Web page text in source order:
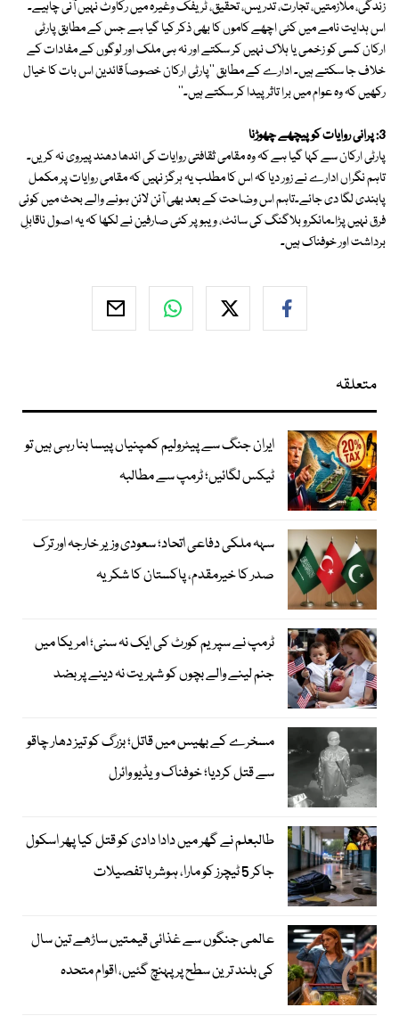
زندگی، ملازمتیں، تجارت، تدریس، تحقیق، ٹریفک وغیرہ میں رکاوٹ نہیں آنی چاہیے۔
اس ہدایت نامے میں کئی اچھے کاموں کا بھی ذکر کیا گیا ہے جس کے مطابق پارٹی
ارکان کسی کو زخمی یا ہلاک نہیں کر سکتے اور نہ ہی ملک اور لوگوں کے مفادات کے
خلاف جا سکتے ہیں۔ ادارے کے مطابق ''پارٹی ارکان خصوصاً قائدین اس بات کا خیال
رکھیں کہ وہ عوام میں برا تاثر پیدا کر سکتے ہیں۔''
3: پرانی روایات کو پیچھے چھوڑنا
پارٹی ارکان سے کہا گیا ہے کہ وہ مقامی ثقافتی روایات کی اندھا دھند پیروی نہ کریں۔
تاہم نگراں ادارے نے زور دیا کہ اس کا مطلب یہ ہرگز نہیں کہ مقامی روایات پر مکمل
پابندی لگا دی جائے۔تاہم اس وضاحت کے بعد بھی آئن لائن ہونے والے بحث میں کوئی
فرق نہیں پڑا۔مائکرو بلاگنگ کی سائٹ، ویبو پر کئی صارفین نے لکھا کہ یہ اصول ناقابلِ
برداشت اور خوفناک ہیں۔
متعلقہ
ایران جنگ سے پیٹرولیم کمپنیاں پیسا بنا رہی ہیں تو
ٹیکس لگائیں؛ ٹرمپ سے مطالبہ
سہہ ملکی دفاعی اتحاد؛ سعودی وزیر خارجہ اور ترک
صدر کا خیرمقدم، پاکستان کا شکریہ
ٹرمپ نے سپریم کورٹ کی ایک نہ سنی؛ امریکا میں
جنم لینے والے بچوں کو شہریت نہ دینے پر بضد
مسخرے کے بھیس میں قاتل؛ بزرگ کو تیز دھار چاقو
سے قتل کردیا؛ خوفناک ویڈیو وائرل
طالبعلم نے گھر میں دادا دادی کو قتل کیا پھر اسکول
جاکر 5 ٹیچرز کو مارا، ہوشربا تفصیلات
عالمی جنگوں سے غذائی قیمتیں ساڑھے تین سال
کی بلند ترین سطح پر پہنچ گئیں، اقوام متحدہ